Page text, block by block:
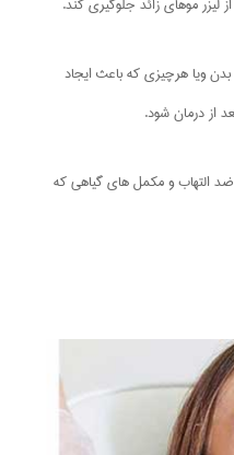
ویا هرچیزی که باعث ایجاد
از درمان شود.
ضد التهاب و مکمل های گیاهی که